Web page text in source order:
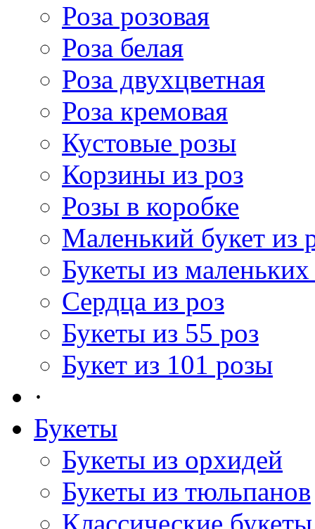
Роза розовая
Роза белая
Роза двухцветная
Роза кремовая
Кустовые розы
Корзины из роз
Розы в коробке
Маленький букет из
Букеты из маленьких
Сердца из роз
Букеты из 55 роз
Букет из 101 розы
·
Букеты
Букеты из орхидей
Букеты из тюльпанов